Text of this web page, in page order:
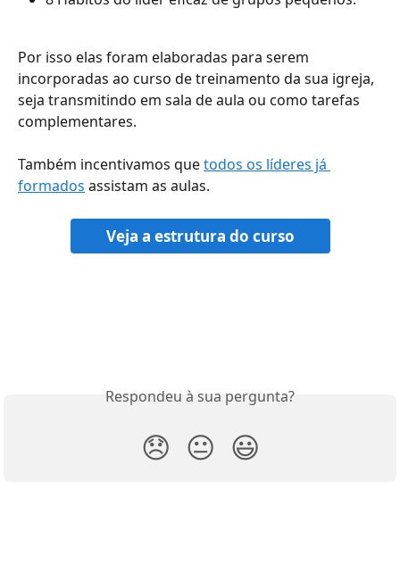
Por isso elas foram elaboradas para serem
incorporadas ao curso de treinamento da sua igreja,
seja transmitindo em sala de aula ou como tarefas
complementares.
Também incentivamos que todos os líderes já
formados assistam as aulas.
Veja a estrutura do curso
Respondeu à sua pergunta?
😞 😐 😃